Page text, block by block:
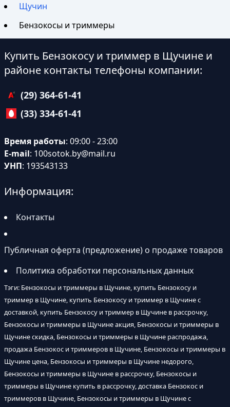
Щучин
Бензокосы и триммеры
Купить Бензокосу и триммер в Щучине и
районе контакты телефоны компании:
(29) 364-61-41
(33) 334-61-41
Время работы: 09:00 - 23:00
E-mail: 100sotok.by@mail.ru
УНП: 193543133
Информация:
Контакты
Публичная оферта (предложение) о продаже товаров
Политика обработки персональных данных
Тэги: Бензокосы и триммеры в Щучине, купить Бензокосу и
триммер в Щучине, купить Бензокосу и триммер в Щучине с
доставкой, купить Бензокосу и триммер в Щучине в рассрочку,
Бензокосы и триммеры в Щучине акция, Бензокосы и триммеры в
Щучине скидка, Бензокосы и триммеры в Щучине распродажа,
продажа Бензокос и триммеров в Щучине, Бензокосы и триммеры в
Щучине цена, Бензокосы и триммеры в Щучине недорого,
Бензокосы и триммеры в Щучине в рассрочку, Бензокосы и
триммеры в Щучине купить в рассрочку, доставка Бензокос и
триммеров в Щучине, Бензокосы и триммеры в Щучине с